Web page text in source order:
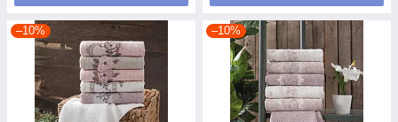
–10% –10%